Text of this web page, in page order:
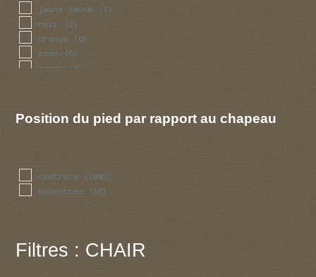
jaune jaune (1)
noir (3)
orange (6)
rose (6)
rouge (4)
Position du pied par rapport au chapeau
centrale (1046)
excentree (16)
Filtres : CHAIR